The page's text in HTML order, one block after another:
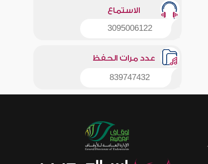
الاستماع
3095006122
عدد مرات الحفظ
839747432